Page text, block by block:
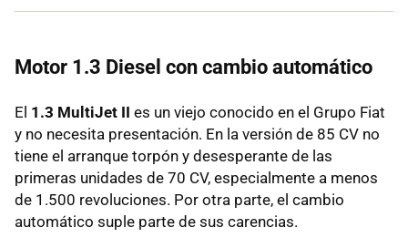
Motor 1.3 Diesel con cambio automático
El 1.3 MultiJet II es un viejo conocido en el Grupo Fiat
y no necesita presentación. En la versión de 85 CV no
tiene el arranque torpón y desesperante de las
primeras unidades de 70 CV, especialmente a menos
de 1.500 revoluciones. Por otra parte, el cambio
automático suple parte de sus carencias.